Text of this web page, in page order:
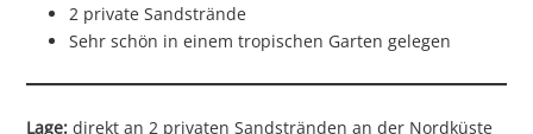
2 private Sandstrände
Sehr schön in einem tropischen Garten gelegen
Lage: direkt an 2 privaten Sandstränden an der Nordküste